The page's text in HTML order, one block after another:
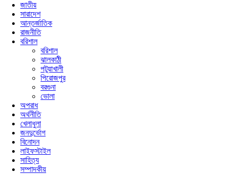
জাতীয়
সারাদেশ
আন্তর্জাতিক
রাজনীতি
বরিশাল
বরিশাল
ঝালকাঠী
পটুয়াখালী
পিরোজপুর
বরগুনা
ভোলা
অপরাধ
অর্থনীতি
খেলাধুলা
জনদুর্ভোগ
বিনোদন
লাইফস্টাইল
সাহিত্য
সম্পাদকীয়